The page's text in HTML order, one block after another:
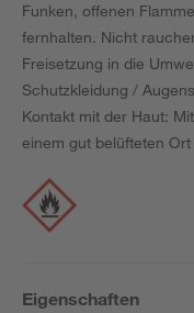
Funken, offenen
fernhalten. Nicht
Freisetzung in die
Schutzkleidung /
Kontakt mit der Haut:
einem gut belüfteten
Eigenschaften